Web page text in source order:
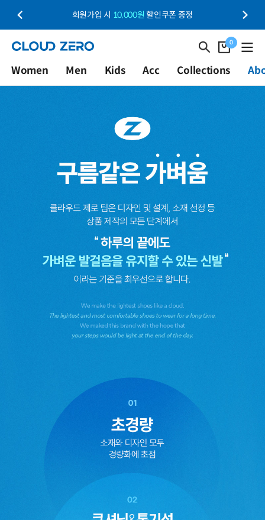
회원가입 시 10,000원 할인쿠폰 증정
0
Women Men Kids Acc Collections